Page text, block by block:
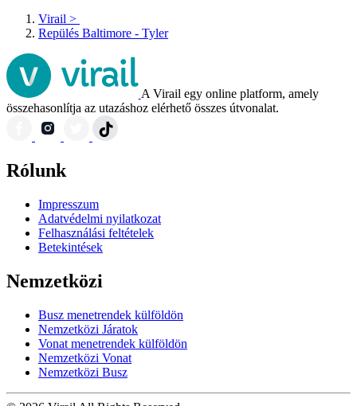
Virail >
Repülés Baltimore - Tyler
A Virail egy online platform, amely
összehasonlítja az utazáshoz elérhető összes útvonalat.
Rólunk
Impresszum
Adatvédelmi nyilatkozat
Felhasználási feltételek
Betekintések
Nemzetközi
Busz menetrendek külföldön
Nemzetközi Járatok
Vonat menetrendek külföldön
Nemzetközi Vonat
Nemzetközi Busz